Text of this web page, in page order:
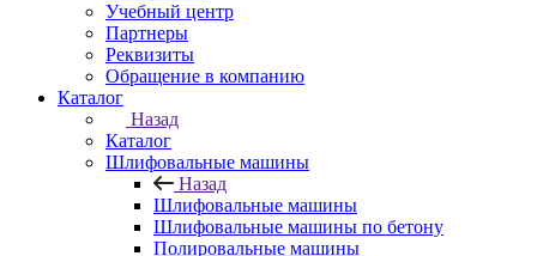
Учебный центр
Партнеры
Реквизиты
Обращение в компанию
Каталог
Назад
Каталог
Шлифовальные машины
Назад
Шлифовальные машины
Шлифовальные машины по бетону
Полировальные машины